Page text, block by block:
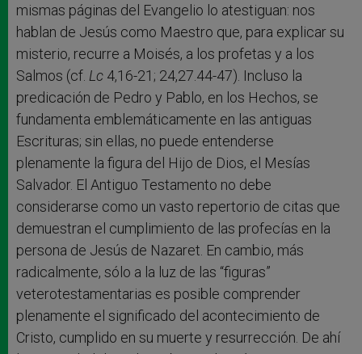
mismas páginas del Evangelio lo atestiguan: nos
hablan de Jesús como Maestro que, para explicar su
misterio, recurre a Moisés, a los profetas y a los
Salmos (cf. Lc 4,16-21; 24,27.44-47). Incluso la
predicación de Pedro y Pablo, en los Hechos, se
fundamenta emblemáticamente en las antiguas
Escrituras; sin ellas, no puede entenderse
plenamente la figura del Hijo de Dios, el Mesías
Salvador. El Antiguo Testamento no debe
considerarse como un vasto repertorio de citas que
demuestran el cumplimiento de las profecías en la
persona de Jesús de Nazaret. En cambio, más
radicalmente, sólo a la luz de las “figuras”
veterotestamentarias es posible comprender
plenamente el significado del acontecimiento de
Cristo, cumplido en su muerte y resurrección. De ahí